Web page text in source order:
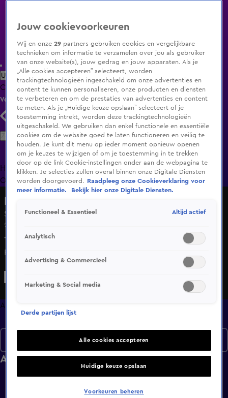
Uitzending Gemist Populaire programma's Zenders Genres
ClipsFilmsRadioSmart TV inlogShop
Volg KIJK
Zoeken
HomeUitzending Gemist Programma's De Bondgenoten
OranjezomerLivestreamsShop
Seizoen 1, aflevering 7
27 okt 2023, 20:27
Televisiegrootheden Catherine Keyl, Toine van
Peperstraten en Jan de Hoop blikken samen met andere
BN'ers terug op het jaar 1986. We staan stil bij de ramp in
tv-serie 'Miami Vice' en zien hoe Prins Willem-Alexander in
de armen van zijn ouders valt na het finishen van de
Elfstedentocht.
Afleveringen
Afleveringen
Jouw cookievoorkeuren
Wij en onze29 partners gebruiken cookies en vergelijkbare
technieken om informatie te verzamelen over jou als gebruiker
van onze website(s), jouw gedrag en jouw apparaten. Als je
„Alle cookies accepteren” selecteert, worden
trackingtechnologieën ingeschakeld om onze advertenties en
content te kunnen personaliseren, onze producten en diensten
te verbeteren en om de prestaties van advertenties en content
te meten. Als je „Huidige keuze opslaan” selecteert of je
toestemming intrekt, worden deze trackingtechnologieën
uitgeschakeld. We gebruiken dan enkel functionele en essentiële
cookies om de website goed te laten functioneren en veilig te
houden. Je kunt dit menu op ieder moment opnieuw openen
om je keuzes te wijzigen of om je toestemming in te trekken
door op de link Cookie-instellingen onder aan de webpagina te
klikken. Je selecties zullen overal binnen onze Digitale Diensten
worden doorgevoerd.
Raadpleeg onze Cookieverklaring voor
meer informatie.
Bekijk hier onze Digitale Diensten.
Functioneel & Essentieel Altijd actief
Analytisch
Advertising & Commercieel
Marketing & Social media
Derde partijen lijst
Alle cookies accepteren
Huidige keuze opslaan
Voorkeuren beheren